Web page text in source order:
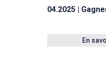
04.2025 |
En